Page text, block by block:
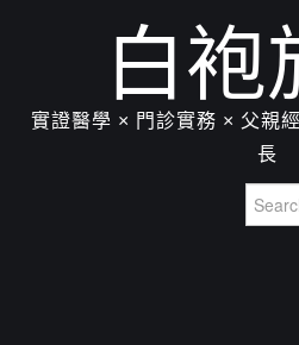
白袍
實證醫學 × 門診實務 × 父親
長
for: